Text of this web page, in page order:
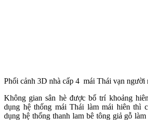
Phối cảnh 3D nhà cấp 4 mái Thái vạn người
Không gian sân hè được bố trí khoảng
dụng hệ thống mái Thái làm mái hiên thì
dụng hệ thống thanh lam bê tông giả gỗ